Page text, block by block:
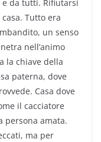
da tutti. Rifiutarsi
Tutto era
un senso
nell’animo
la chiave della
paterna, dove
Casa dove
il cacciatore
persona amata.
ma per